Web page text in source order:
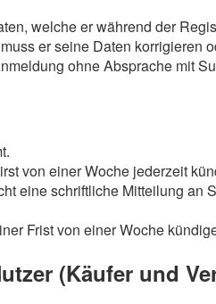
welche er während der
er seine Daten korrigieren
ohne Absprache mit
von einer Woche jederzeit
eine schriftliche Mitteilung an
Frist von einer Woche
(Käufer und